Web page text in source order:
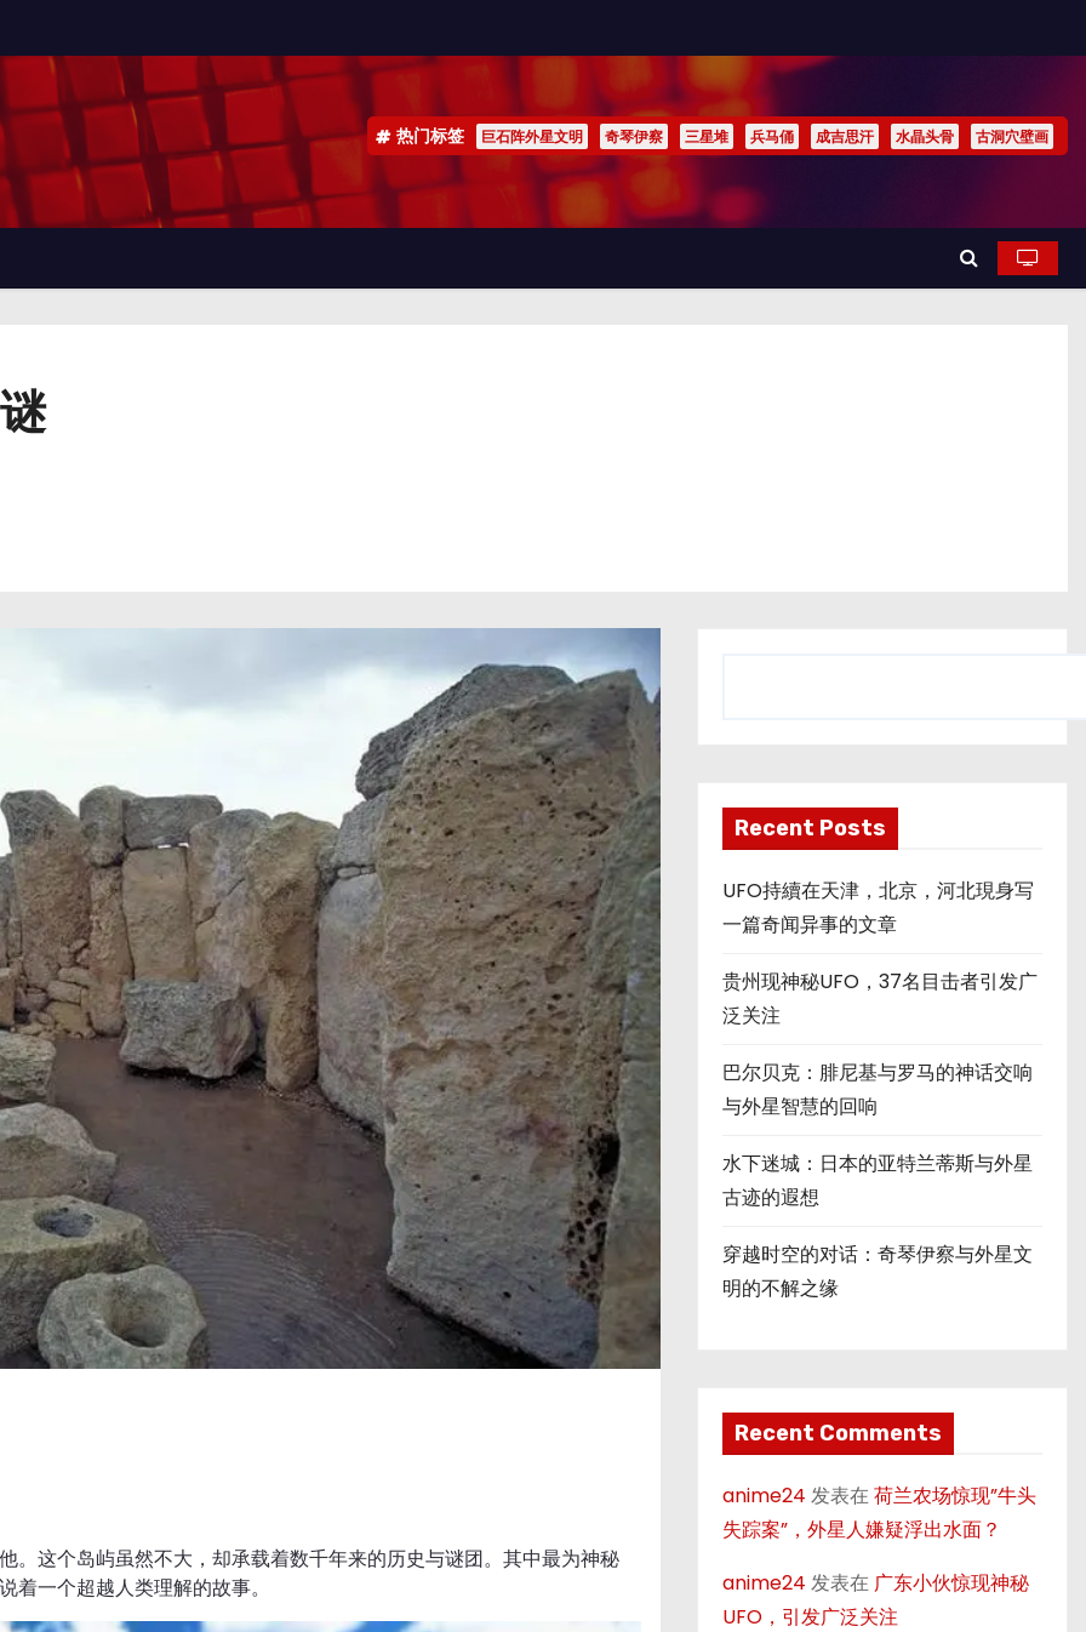
热门标签 巨石阵外星文明 奇琴伊察 三星堆 兵马俑 成吉思汗 水晶头骨 古洞穴壁画
这个岛屿虽然不大，却承载着数千年来的历史与谜团。其中最为神秘
着一个超越人类理解的故事。
Recent Posts
UFO持續在天津，北京，河北現身写
一篇奇闻异事的文章
贵州现神秘UFO，37名目击者引发广
泛关注
巴尔贝克：腓尼基与罗马的神话交响
与外星智慧的回响
水下迷城：日本的亚特兰蒂斯与外星
古迹的遐想
穿越时空的对话：奇琴伊察与外星文
明的不解之缘
Recent Comments
anime24 发表在荷兰农场惊现”牛头
失踪案”，外星人嫌疑浮出水面？
anime24 发表在 广东小伙惊现神秘
UFO，引发广泛关注